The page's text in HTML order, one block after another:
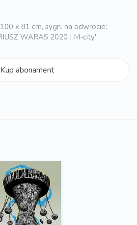
x 81 cm, sygn. na odwrocie:
WARAS 2020 | M-city'
Kup abonament